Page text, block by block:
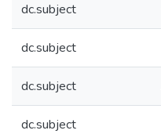
dc.subject
dc.subject
dc.subject
dc.subject